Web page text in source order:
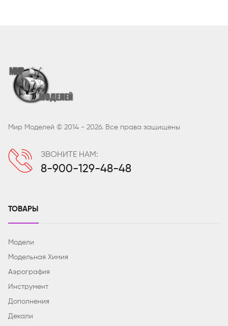
Мир Моделей © 2014 - 2026. Все права защищены
ЗВОНИТЕ НАМ:
8-900-129-48-48
ТОВАРЫ
Модели
Модельная Химия
Аэрография
Инструмент
Дополнения
Декали